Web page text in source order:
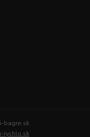
bagre.sk
rychlo.sk